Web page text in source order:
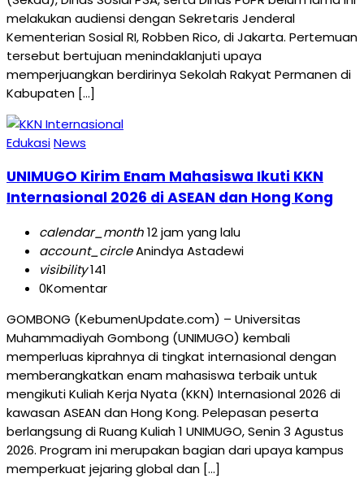
melakukan audiensi dengan Sekretaris Jenderal
Kementerian Sosial RI, Robben Rico, di Jakarta. Pertemuan
tersebut bertujuan menindaklanjuti upaya
memperjuangkan berdirinya Sekolah Rakyat Permanen di
Kabupaten […]
EdukasiNews
UNIMUGO Kirim Enam Mahasiswa Ikuti KKN
Internasional 2026 di ASEAN dan Hong Kong
calendar_month12 jam yang lalu
account_circleAnindya Astadewi
visibility141
0Komentar
GOMBONG (KebumenUpdate.com) – Universitas
Muhammadiyah Gombong (UNIMUGO) kembali
memperluas kiprahnya di tingkat internasional dengan
memberangkatkan enam mahasiswa terbaik untuk
mengikuti Kuliah Kerja Nyata (KKN) Internasional 2026 di
kawasan ASEAN dan Hong Kong. Pelepasan peserta
berlangsung di Ruang Kuliah 1 UNIMUGO, Senin 3 Agustus
2026. Program ini merupakan bagian dari upaya kampus
memperkuat jejaring global dan […]